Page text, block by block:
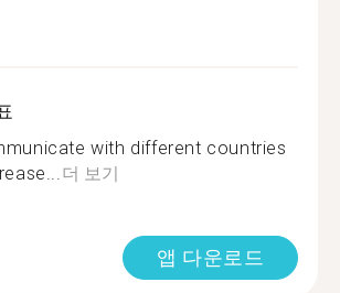
with different countries
더 보기
앱 다운로드